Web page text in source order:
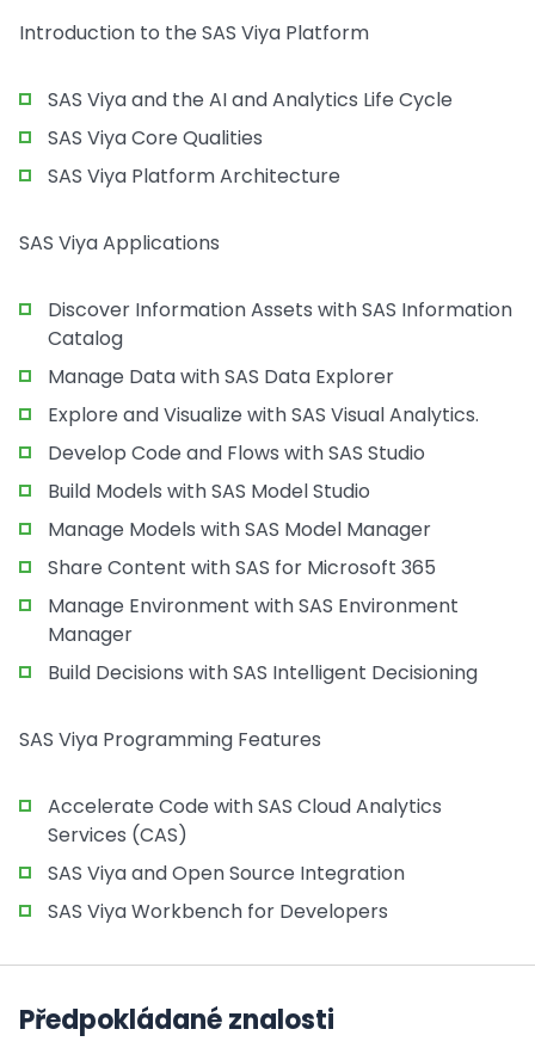
Introduction to the SAS Viya Platform
SAS Viya and the AI and Analytics Life Cycle
SAS Viya Core Qualities
SAS Viya Platform Architecture
SAS Viya Applications
Discover Information Assets with SAS Information
Catalog
Manage Data with SAS Data Explorer
Explore and Visualize with SAS Visual Analytics.
Develop Code and Flows with SAS Studio
Build Models with SAS Model Studio
Manage Models with SAS Model Manager
Share Content with SAS for Microsoft 365
Manage Environment with SAS Environment
Manager
Build Decisions with SAS Intelligent Decisioning
SAS Viya Programming Features
Accelerate Code with SAS Cloud Analytics
Services (CAS)
SAS Viya and Open Source Integration
SAS Viya Workbench for Developers
Předpokládané znalosti